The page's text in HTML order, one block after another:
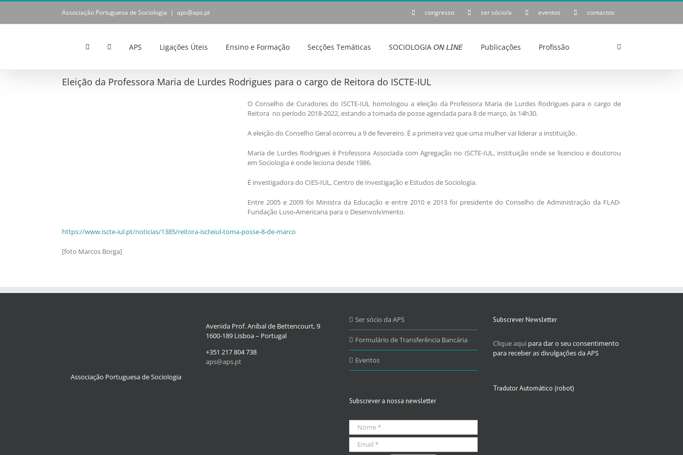
Skip
content
Associação Portuguesa de Sociologia | aps@aps.pt congresso ser sócio/a eventos contactos
APS Ligações Úteis Ensino e Formação Secções Temáticas SOCIOLOGIA 𝘖𝘕 𝘓𝘐𝘕𝘌 Publicações Profissão
Eleição da Professora Maria de Lurdes Rodrigues para o cargo de Reitora do ISCTE-IUL
O Conselho de Curadores do ISCTE-IUL homologou a eleição da Professora Maria de Lurdes Rodrigues para o cargo de
Reitora no período 2018-2022, estando a tomada de posse agendada para 8 de março, às 14h30.
A eleição do Conselho Geral ocorreu a 9 de fevereiro. É a primeira vez que uma mulher vai liderar a instituição.
Maria de Lurdes Rodrigues é Professora Associada com Agregação no ISCTE-IUL, instituição onde se licenciou e doutorou
em Sociologia e onde leciona desde 1986.
É investigadora do CIES-IUL, Centro de Investigação e Estudos de Sociologia.
Entre 2005 e 2009 foi Ministra da Educação e entre 2010 e 2013 foi presidente do Conselho de Administração da FLAD-
Fundação Luso-Americana para o Desenvolvimento.
https://www.iscte-iul.pt/noticias/1385/reitora-iscteiul-toma-posse-8-de-marco
[foto Marcos Borga]
Associação Portuguesa de Sociologia
Avenida Prof. Aníbal de Bettencourt, 9
1600-189 Lisboa – Portugal
+351 217 804 738
aps@aps.pt
Ser sócio da APS
Formulário de Transferência Bancária
Eventos
Subscrever a nossa newsletter
Subscrever Newsletter
Clique aqui para dar o seu consentimento
para receber as divulgações da APS
Tradutor Automático (robot)